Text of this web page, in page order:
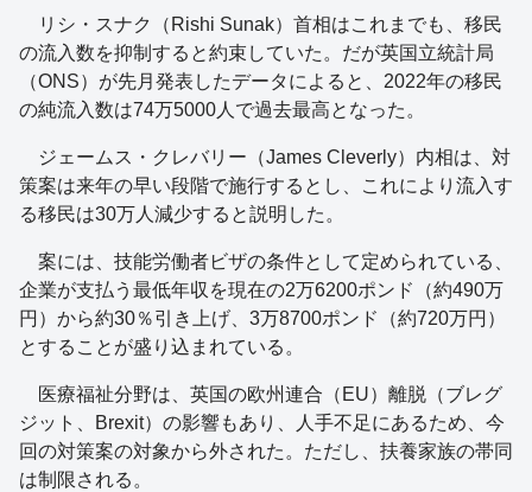
リシ・スナク（Rishi Sunak）首相はこれまでも、移民
の流入数を抑制すると約束していた。だが英国立統計局
（ONS）が先月発表したデータによると、2022年の移民
の純流入数は74万5000人で過去最高となった。
ジェームス・クレバリー（James Cleverly）内相は、対
策案は来年の早い段階で施行するとし、これにより流入す
る移民は30万人減少すると説明した。
案には、技能労働者ビザの条件として定められている、
企業が支払う最低年収を現在の2万6200ポンド（約490万
円）から約30％引き上げ、3万8700ポンド（約720万円）
とすることが盛り込まれている。
医療福祉分野は、英国の欧州連合（EU）離脱（ブレグ
ジット、Brexit）の影響もあり、人手不足にあるため、今
回の対策案の対象から外された。ただし、扶養家族の帯同
は制限される。